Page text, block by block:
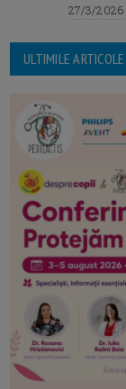
27/3/2026
ULTIMILE ARTICOLE